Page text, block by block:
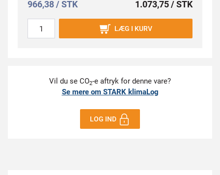
966,38 / STK 1.073,75 / STK
LÆG I KURV
Vil du se CO2-e aftryk for denne vare?
Se mere om STARK klimaLog
LOG IND